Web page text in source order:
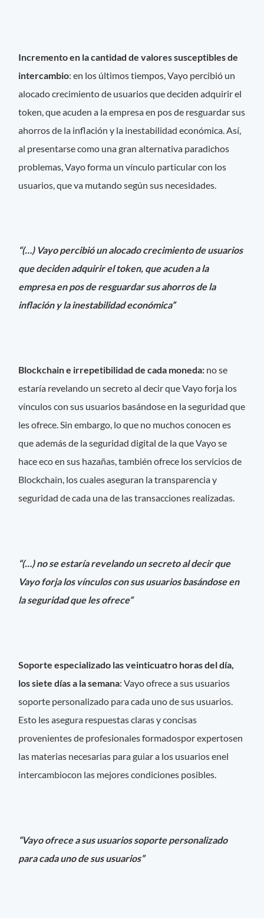
Incremento en la cantidad de valores susceptibles de
intercambio: en los últimos tiempos, Vayo percibió un
alocado crecimiento de usuarios que deciden adquirir el
token, que acuden a la empresa en pos de resguardar sus
ahorros de la inflación y la inestabilidad económica. Así,
al presentarse como una gran alternativa paradichos
problemas, Vayo forma un vínculo particular con los
usuarios, que va mutando según sus necesidades.
“(…) Vayo percibió un alocado crecimiento de usuarios
que deciden adquirir el token, que acuden a la
empresa en pos de resguardar sus ahorros de la
inflación y la inestabilidad económica”
Blockchain e irrepetibilidad de cada moneda: no se
estaría revelando un secreto al decir que Vayo forja los
vínculos con sus usuarios basándose en la seguridad que
les ofrece. Sin embargo, lo que no muchos conocen es
que además de la seguridad digital de la que Vayo se
hace eco en sus hazañas, también ofrece los servicios de
Blockchain, los cuales aseguran la transparencia y
seguridad de cada una de las transacciones realizadas.
“(…) no se estaría revelando un secreto al decir que
Vayo forja los vínculos con sus usuarios basándose en
la seguridad que les ofrece”
Soporte especializado las veinticuatro horas del día,
los siete días a la semana: Vayo ofrece a sus usuarios
soporte personalizado para cada uno de sus usuarios.
Esto les asegura respuestas claras y concisas
provenientes de profesionales formadospor expertosen
las materias necesarias para guiar a los usuarios enel
intercambiocon las mejores condiciones posibles.
“Vayo ofrece a sus usuarios soporte personalizado
para cada uno de sus usuarios”